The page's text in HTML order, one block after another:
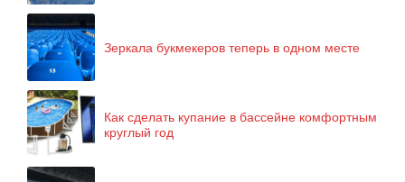
Зеркала букмекеров теперь в одном месте
Как сделать купание в бассейне комфортным
круглый год